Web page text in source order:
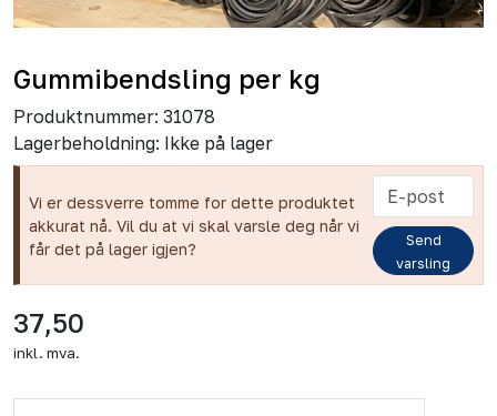
Gummibendsling per kg
Produktnummer: 31078
Lagerbeholdning: Ikke på lager
Vi er dessverre tomme for dette produktet
akkurat nå. Vil du at vi skal varsle deg når vi
får det på lager igjen?
Send
varsling
37,50
inkl. mva.